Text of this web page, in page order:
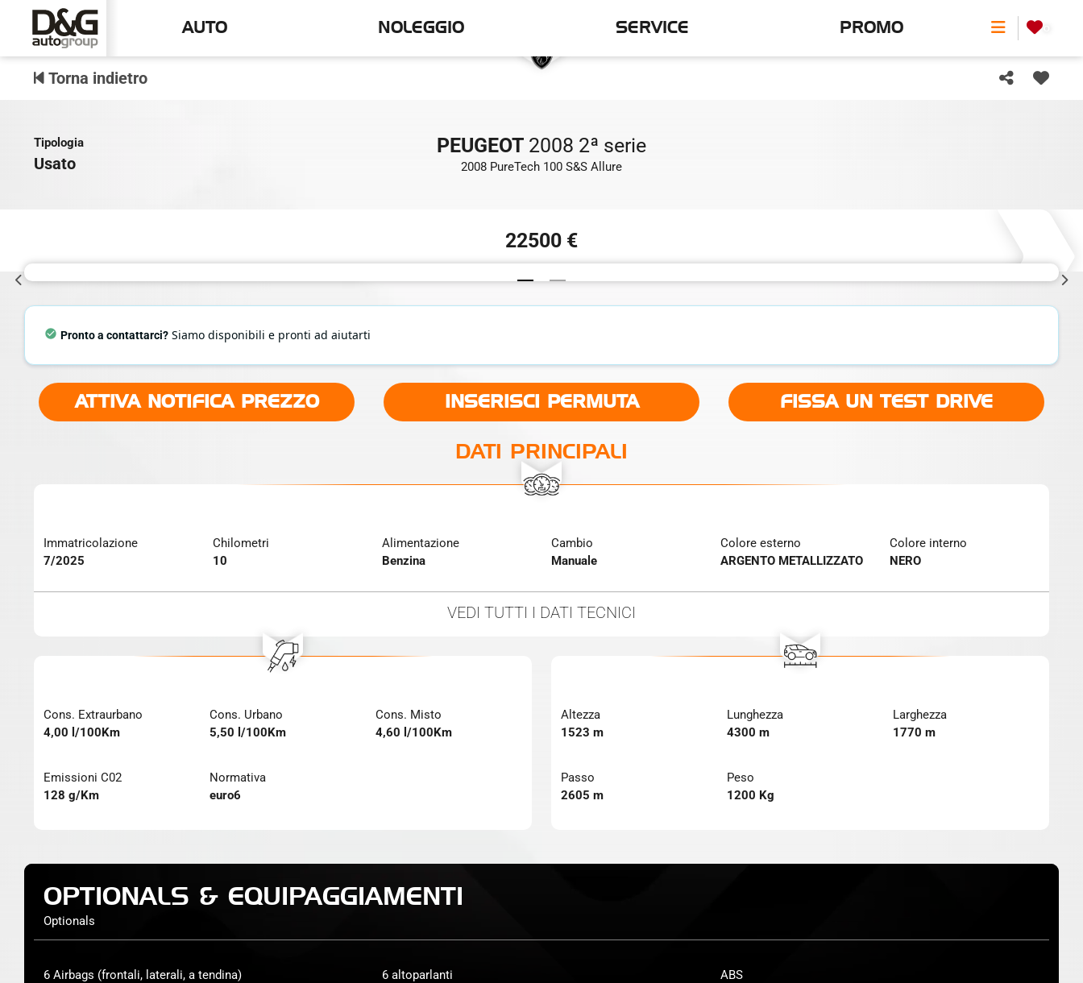
AUTO NOLEGGIO SERVICE PROMO
Torna indietro
Tipologia
Usato
PEUGEOT 2008 2ª serie
2008 PureTech 100 S&S Allure
22500 €
Pronto a contattarci? Siamo disponibili e pronti ad aiutarti
ATTIVA NOTIFICA PREZZO INSERISCI PERMUTA FISSA UN TEST DRIVE
DATI PRINCIPALI
Immatricolazione
7/2025
Chilometri
10
Alimentazione
Benzina
Cambio
Manuale
Colore esterno
ARGENTO METALLIZZATO
Colore interno
NERO
VEDI TUTTI I DATI TECNICI
Cons. Extraurbano
4,00 l/100Km
Cons. Urbano
5,50 l/100Km
Cons. Misto
4,60 l/100Km
Emissioni C02
128 g/Km
Normativa
euro6
Altezza
1523 m
Lunghezza
4300 m
Larghezza
1770 m
Passo
2605 m
Peso
1200 Kg
OPTIONALS & EQUIPAGGIAMENTI
Optionals
6 Airbags (frontali, laterali, a tendina) 6 altoparlanti ABS